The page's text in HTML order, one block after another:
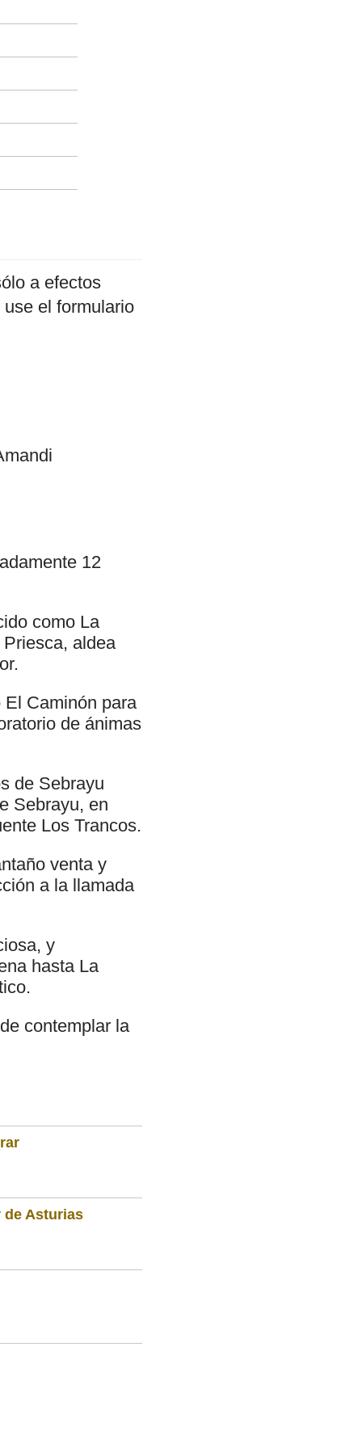
a efectos
el formulario
12
como La
aldea
Caminón para
de ánimas
de Sebrayu
Sebrayu, en
Los Trancos.
venta y
a la llamada
y
hasta La
contemplar la
de Asturias